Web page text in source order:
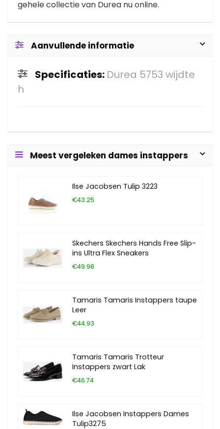
gehele collectie van Durea nu online.
Aanvullende informatie
Specificaties: Durea 5753 wijdte
h
Meest vergeleken dames instappers
Ilse Jacobsen Tulip 3223
€43.25
Skechers Skechers Hands Free Slip-
ins Ultra Flex Sneakers
€49.98
Tamaris Tamaris Instappers taupe
Leer
€44.93
Tamaris Tamaris Trotteur
Instappers zwart Lak
€46.74
Ilse Jacobsen Instappers Dames
Tulip3275